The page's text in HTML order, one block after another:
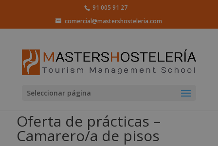
91 005 91 27
comercial@mastershosteleria.com
Seleccionar página
Oferta de prácticas –
Camarero/a de pisos